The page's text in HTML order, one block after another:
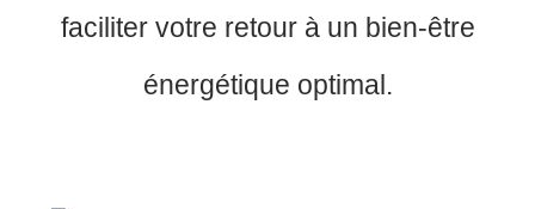
faciliter votre retour à un bien-être
énergétique optimal.